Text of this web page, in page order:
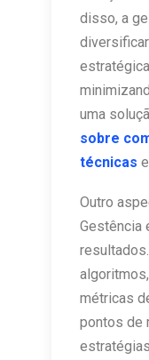
disso, a
uma
sobre
técnicas
Outro
Gestência
métricas
pontos de